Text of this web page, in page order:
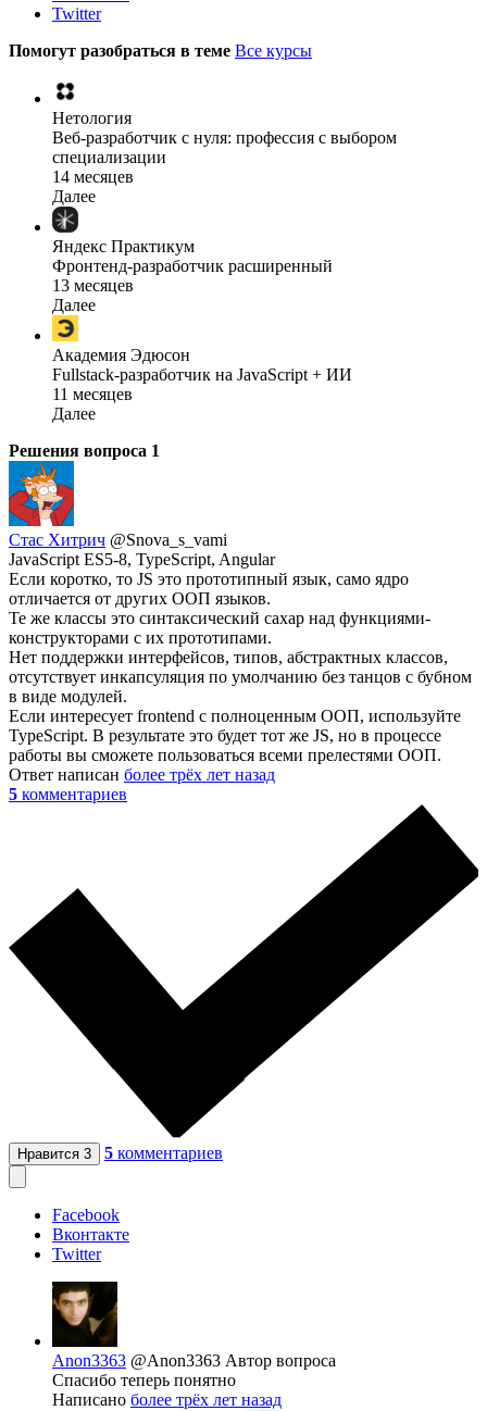
Twitter
Помогут разобраться в теме Все курсы
Нетология
Веб-разработчик с нуля: профессия с выбором
специализации
14 месяцев
Далее
Яндекс Практикум
Фронтенд-разработчик расширенный
13 месяцев
Далее
Академия Эдюсон
Fullstack-разработчик на JavaScript + ИИ
11 месяцев
Далее
Решения вопроса 1
Стас Хитрич @Snova_s_vami
JavaScript ES5-8, TypeScript, Angular
Если коротко, то JS это прототипный язык, само ядро
отличается от других ООП языков.
Те же классы это синтаксический сахар над функциями-
конструкторами с их прототипами.
Нет поддержки интерфейсов, типов, абстрактных классов,
отсутствует инкапсуляция по умолчанию без танцов с бубном
в виде модулей.
Если интересует frontend с полноценным ООП, используйте
TypeScript. В результате это будет тот же JS, но в процессе
работы вы сможете пользоваться всеми прелестями ООП.
Ответ написан более трёх лет назад
5 комментариев
Нравится 3 5 комментариев
Facebook
Вконтакте
Twitter
Anon3363 @Anon3363 Автор вопроса
Спасибо теперь понятно
Написано более трёх лет назад